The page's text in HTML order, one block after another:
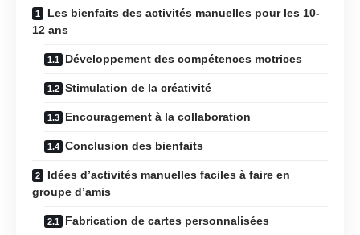
Les bienfaits des activités manuelles pour les 10-
12 ans
Développement des compétences motrices
Stimulation de la créativité
Encouragement à la collaboration
Conclusion des bienfaits
Idées d’activités manuelles faciles à faire en
groupe d’amis
Fabrication de cartes personnalisées